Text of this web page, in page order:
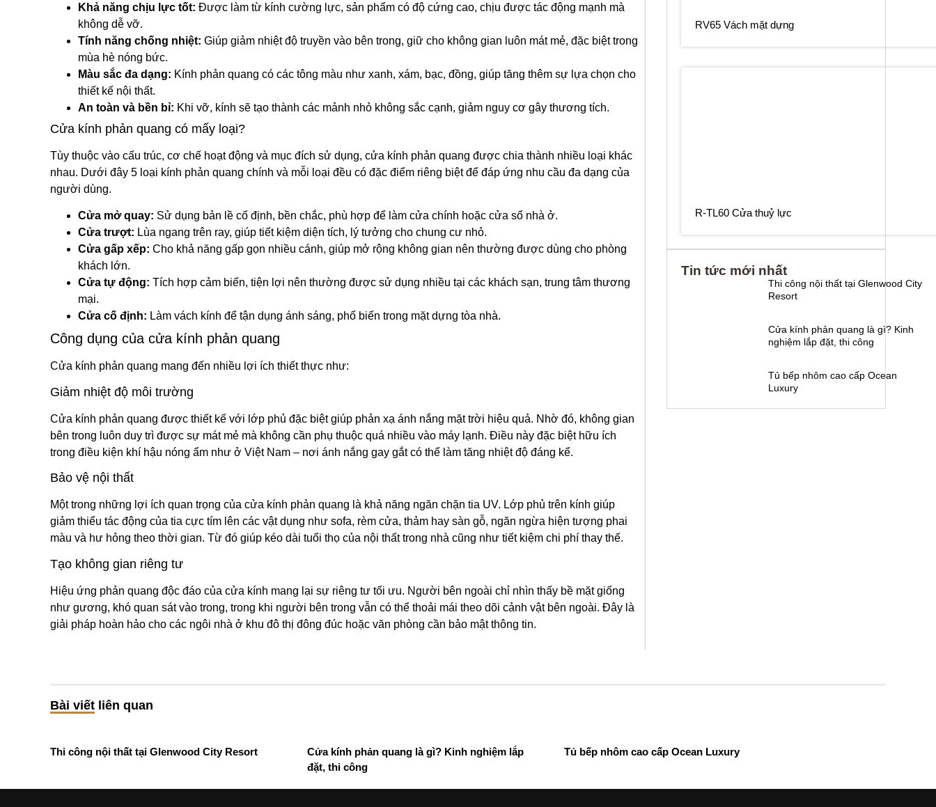
Khả năng chịu lực tốt: Được làm từ kính cường lực, sản phẩm có độ cứng cao, chịu được tác động mạnh mà
không dễ vỡ.
Tính năng chống nhiệt: Giúp giảm nhiệt độ truyền vào bên trong, giữ cho không gian luôn mát mẻ, đặc biệt trong
mùa hè nóng bức.
Màu sắc đa dạng: Kính phản quang có các tông màu như xanh, xám, bạc, đồng, giúp tăng thêm sự lựa chọn cho
thiết kế nội thất.
An toàn và bền bỉ: Khi vỡ, kính sẽ tạo thành các mảnh nhỏ không sắc cạnh, giảm nguy cơ gây thương tích.
Cửa kính phản quang có mấy loại?
Tùy thuộc vào cấu trúc, cơ chế hoạt động và mục đích sử dụng, cửa kính phản quang được chia thành nhiều loại khác
nhau. Dưới đây 5 loại kính phản quang chính và mỗi loại đều có đặc điểm riêng biệt để đáp ứng nhu cầu đa dạng của
người dùng.
Cửa mở quay: Sử dụng bản lề cố định, bền chắc, phù hợp để làm cửa chính hoặc cửa sổ nhà ở.
Cửa trượt: Lùa ngang trên ray, giúp tiết kiệm diện tích, lý tưởng cho chung cư nhỏ.
Cửa gấp xếp: Cho khả năng gấp gọn nhiều cánh, giúp mở rộng không gian nên thường được dùng cho phòng
khách lớn.
Cửa tự động: Tích hợp cảm biến, tiện lợi nên thường được sử dụng nhiều tại các khách sạn, trung tâm thương
mại.
Cửa cố định: Làm vách kính để tận dụng ánh sáng, phổ biến trong mặt dựng tòa nhà.
Công dụng của cửa kính phản quang
Cửa kính phản quang mang đến nhiều lợi ích thiết thực như:
Giảm nhiệt độ môi trường
Cửa kính phản quang được thiết kế với lớp phủ đặc biệt giúp phản xạ ánh nắng mặt trời hiệu quả. Nhờ đó, không gian
bên trong luôn duy trì được sự mát mẻ mà không cần phụ thuộc quá nhiều vào máy lạnh. Điều này đặc biệt hữu ích
trong điều kiện khí hậu nóng ẩm như ở Việt Nam – nơi ánh nắng gay gắt có thể làm tăng nhiệt độ đáng kể.
Bảo vệ nội thất
Một trong những lợi ích quan trọng của cửa kính phản quang là khả năng ngăn chặn tia UV. Lớp phủ trên kính giúp
giảm thiểu tác động của tia cực tím lên các vật dụng như sofa, rèm cửa, thảm hay sàn gỗ, ngăn ngừa hiện tượng phai
màu và hư hỏng theo thời gian. Từ đó giúp kéo dài tuổi thọ của nội thất trong nhà cũng như tiết kiệm chi phí thay thế.
Tạo không gian riêng tư
Hiệu ứng phản quang độc đáo của cửa kính mang lại sự riêng tư tối ưu. Người bên ngoài chỉ nhìn thấy bề mặt giống
như gương, khó quan sát vào trong, trong khi người bên trong vẫn có thể thoải mái theo dõi cảnh vật bên ngoài. Đây là
giải pháp hoàn hảo cho các ngôi nhà ở khu đô thị đông đúc hoặc văn phòng cần bảo mật thông tin.
RV65 Vách mặt dựng
R-TL60 Cửa thuỷ lực
Tin tức mới nhất
Thi công nội thất tại Glenwood City
Resort
Cửa kính phản quang là gì? Kinh
nghiệm lắp đặt, thi công
Tủ bếp nhôm cao cấp Ocean
Luxury
Bài viết liên quan
Thi công nội thất tại Glenwood City Resort
Cửa kính phản quang là gì? Kinh nghiệm lắp
đặt, thi công
Tủ bếp nhôm cao cấp Ocean Luxury